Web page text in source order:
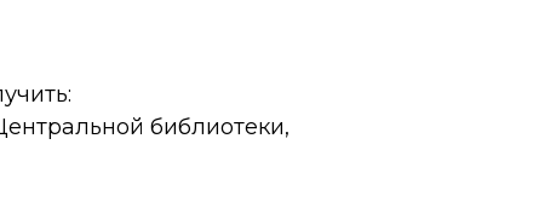
библиотеки,